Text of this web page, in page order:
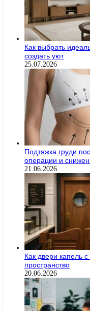
Как выбрать
создать уют
25.07.2026
Подтяжка груди
операции и
21.06.2026
Как двери капель
пространство
20.06.2026